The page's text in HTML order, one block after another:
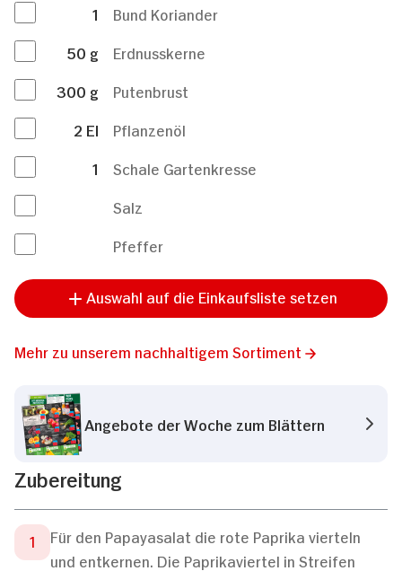
1
Bund Koriander
50 g
Erdnusskerne
300 g
Putenbrust
2 El
Pflanzenöl
1
Schale Gartenkresse
Salz
Pfeffer
Auswahl auf die Einkaufsliste setzen
Mehr zu unserem nachhaltigem Sortiment
Angebote der Woche zum Blättern
Zubereitung
Für den Papayasalat die rote Paprika vierteln
und entkernen. Die Paprikaviertel in Streifen